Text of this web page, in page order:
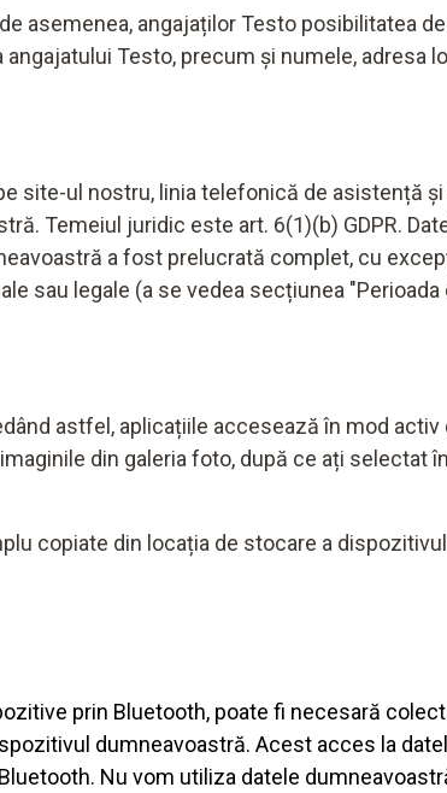
asemenea, angajaților Testo posibilitatea
Testo, precum și numele, adresa
site-ul nostru, linia telefonică de asistență
Temeiul juridic este art. 6(1)(b) GDPR.
a fost prelucrată complet, cu
sau legale (a se vedea secțiunea "Perioada
astfel, aplicațiile accesează în mod activ
din galeria foto, după ce ați selectat
copiate din locația de stocare a
prin Bluetooth, poate fi necesară
dumneavoastră. Acest acces la
Nu vom utiliza datele